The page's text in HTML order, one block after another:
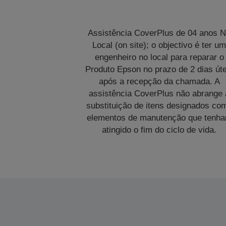
Assistência CoverPlus de 04 anos
Local (on site); o objectivo é ter um
engenheiro no local para reparar o
Produto Epson no prazo de 2 dias
após a recepção da chamada. A
assistência CoverPlus não abrange
substituição de itens designados
elementos de manutenção que
atingido o fim do ciclo de vida.